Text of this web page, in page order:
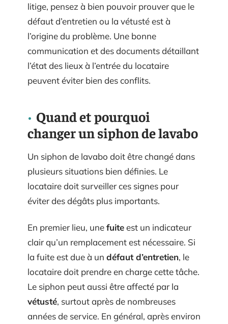
litige, pensez à bien pouvoir prouver que le
défaut d’entretien ou la vétusté est à
l’origine du problème. Une bonne
communication et des documents détaillant
l’état des lieux à l’entrée du locataire
peuvent éviter bien des conflits.
Quand et pourquoi
changer un siphon de lavabo
Un siphon de lavabo doit être changé dans
plusieurs situations bien définies. Le
locataire doit surveiller ces signes pour
éviter des dégâts plus importants.
En premier lieu, unefuiteest un indicateur
clair qu’un remplacement est nécessaire. Si
la fuite est due à un défaut d’entretien, le
locataire doit prendre en charge cette tâche.
Le siphon peut aussi être affecté par la
vétusté, surtout après de nombreuses
années de service. En général, après environ